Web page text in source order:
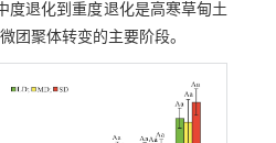
度退化到重度退化是高寒草甸土
团聚体转变的主要阶段。